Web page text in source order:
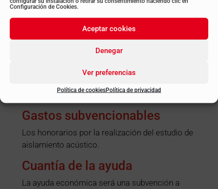
Configuración de Cookies.
Aceptar cookies
Denegar
Ver preferencias
Política de cookiesPolítica de privacidad
base en los parámetros establecidos en la
ordenanza municipal contra el ruido y las
vibraciones.
Incluidos en la presente convocatoria los
referidos estudios de aislamiento acústico que
Gastos subvencionables
Los honorarios por la realización del estudio de
aislamiento acústico.
Cuantía de la ayuda
La ayuda económica será una subvención a